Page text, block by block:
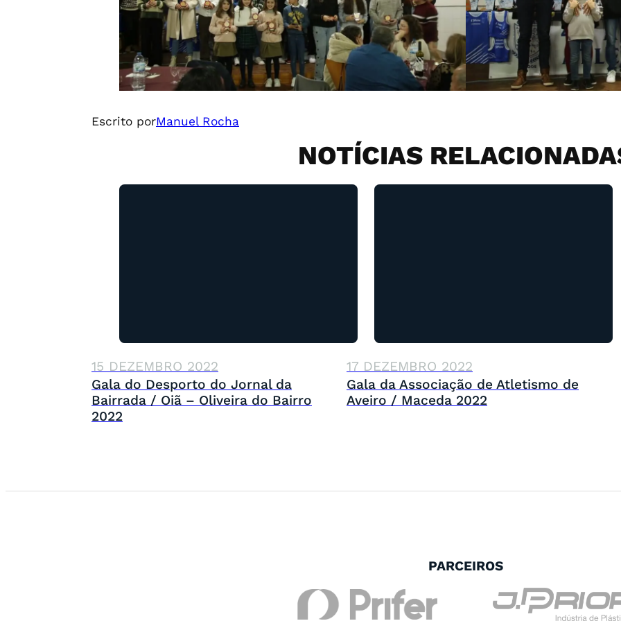
Escrito porManuel Rocha
NOTÍCIAS
15 DEZEMBRO 2022
Gala do Desporto do Jornal da
Bairrada / Oiã – Oliveira do Bairro
2022
17 DEZEMBRO 2022
Gala da Associação de Atletismo de
Aveiro / Maceda 2022
PARCEIROS